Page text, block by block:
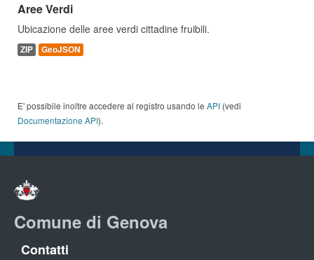
Aree Verdi
Ubicazione delle aree verdi cittadine fruibili.
ZIP GeoJSON
E' possibile inoltre accedere al registro usando le API (vedi
Documentazione API).
Comune di Genova
Contatti